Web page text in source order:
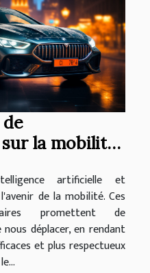
la mobilité
artificielle et
de la mobilité. Ces
promettent de
déplacer, en rendant
et plus respectueux